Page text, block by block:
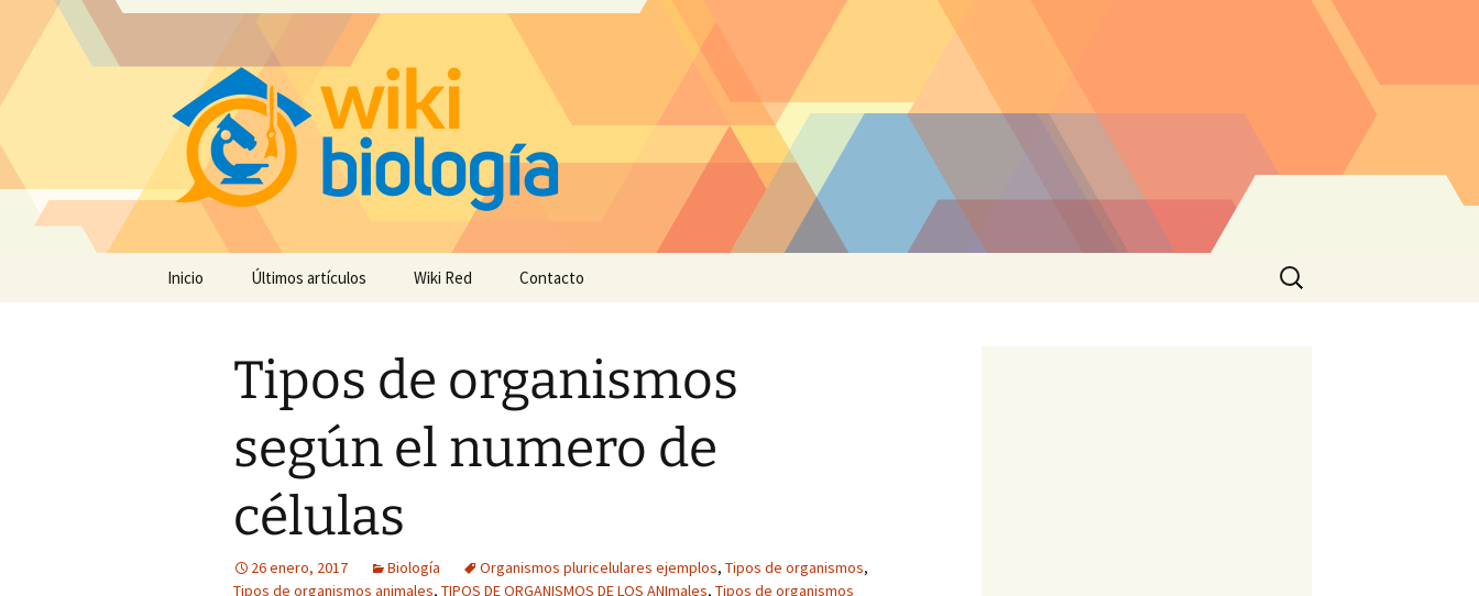
Inicio Últimos artículos Wiki Red Contacto
Buscar:
Tipos de organismos
según el numero de
células
26 enero, 2017 Biología Organismos pluricelulares ejemplos, Tipos de organismos,
Tipos de organismos animales, TIPOS DE ORGANISMOS DE LOS ANImales, Tipos de organismos